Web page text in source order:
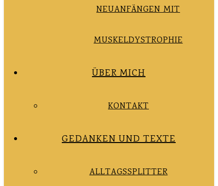
NEUANFÄNGEN MIT
MUSKELDYSTROPHIE
ÜBER MICH
KONTAKT
GEDANKEN UND TEXTE
ALLTAGSSPLITTER